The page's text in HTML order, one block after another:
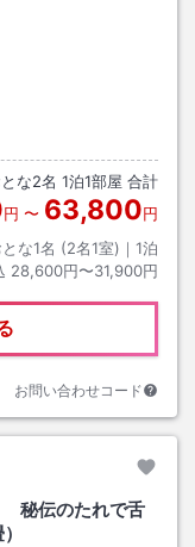
な2名 1泊1部屋 合計
円 〜 63,800円
とな1名 (2名1室)｜ 1泊
28,600円〜31,900円
お問い合わせコード
秘伝のたれで舌